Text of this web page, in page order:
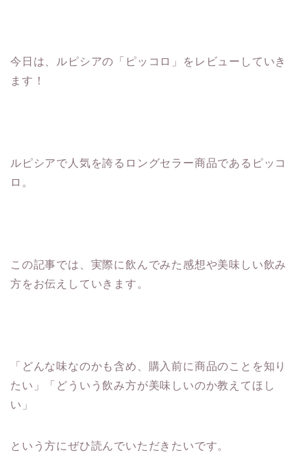
今日は、ルピシアの「ピッコロ」をレビューしていき
ます！
ルピシアで人気を誇るロングセラー商品であるピッコ
ロ。
この記事では、実際に飲んでみた感想や美味しい飲み
方をお伝えしていきます。
「どんな味なのかも含め、購入前に商品のことを知り
たい」「どういう飲み方が美味しいのか教えてほし
い」
という方にぜひ読んでいただきたいです。